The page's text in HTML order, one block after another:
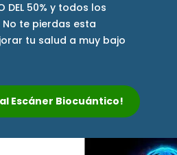
DEL 50% y todos los
te pierdas esta
tu salud a muy bajo
Escáner Biocuántico!